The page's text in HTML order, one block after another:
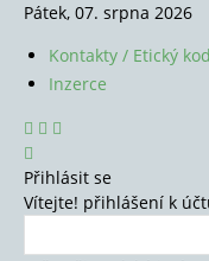
Pátek, 07. srpna 2026
Kontakty / Etický
Inzerce
Přihlásit se
Vítejte! přihlášení k